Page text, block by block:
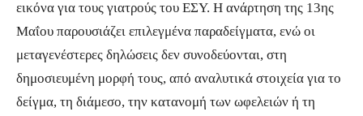
εικόνα για τους γιατρούς του ΕΣΥ. Η ανάρτηση της 13ης
Μαΐου παρουσιάζει επιλεγμένα παραδείγματα, ενώ οι
μεταγενέστερες δηλώσεις δεν συνοδεύονται, στη
δημοσιευμένη μορφή τους, από αναλυτικά στοιχεία για το
δείγμα, τη διάμεσο, την κατανομή των ωφελειών ή τη